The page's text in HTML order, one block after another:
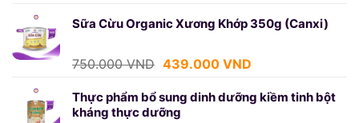
là:
tại
Sữa Cừu Organic Xương Khớp 350g (Canxi)
750.000VND Giá
là:
750.000 VND.
439.000 VNDGiá
tại
Thực phẩm bổ sung dinh dưỡng kiềm tinh bột
kháng thực dưỡng